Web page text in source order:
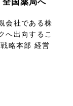
国薬局へ
会社である株
へ出向するこ
略本部 経営